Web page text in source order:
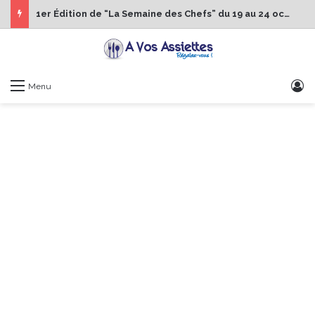
1er Édition de “La Semaine des Chefs” du 19 au 24 octobre 2026
Menu